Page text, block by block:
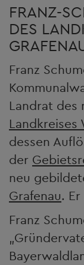
FRANZ-
DES
Franz
Landrat des
Landkreises
dessen
der
neu
Grafenau.
Franz